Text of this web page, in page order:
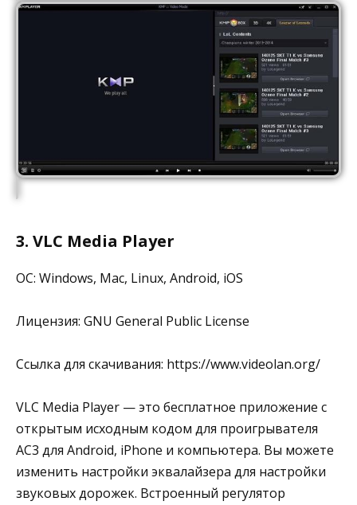
3. VLC Media Player
ОС: Windows, Mac, Linux, Android, iOS
Лицензия: GNU General Public License
Ссылка для скачивания: https://www.videolan.org/
VLC Media Player — это бесплатное приложение с
открытым исходным кодом для проигрывателя
AC3 для Android, iPhone и компьютера. Вы можете
изменить настройки эквалайзера для настройки
звуковых дорожек. Встроенный регулятор